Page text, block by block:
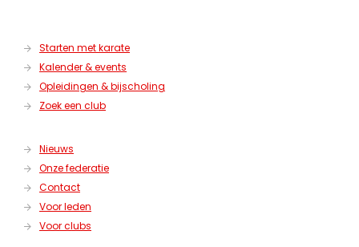
Starten met karate
Kalender & events
Opleidingen & bijscholing
Zoek een club
Nieuws
Onze federatie
Contact
Voor leden
Voor clubs